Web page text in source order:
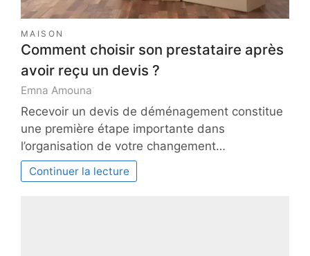
MAISON
Comment choisir son prestataire après
avoir reçu un devis ?
Emna Amouna
Recevoir un devis de déménagement constitue
une première étape importante dans
l’organisation de votre changement…
Continuer la lecture